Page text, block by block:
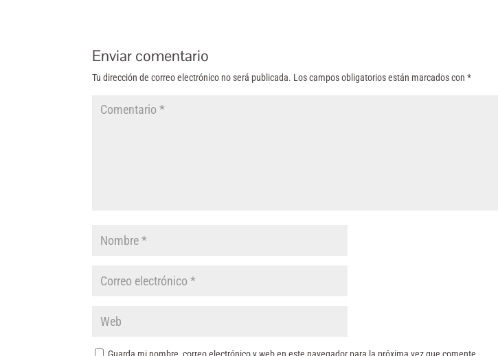
Enviar comentario
Tu dirección de correo electrónico no será publicada. Los campos obligatorios están marcados con*